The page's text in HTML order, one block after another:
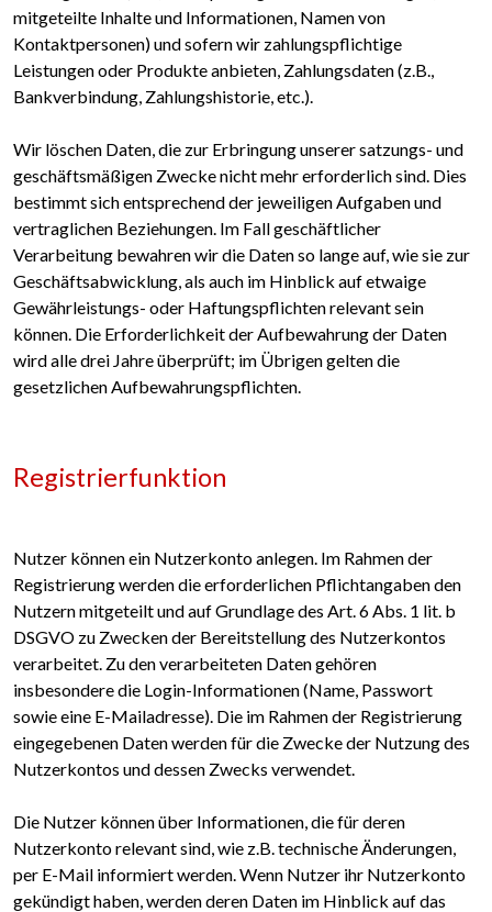
mitgeteilte Inhalte und Informationen, Namen von
Kontaktpersonen) und sofern wir zahlungspflichtige
Leistungen oder Produkte anbieten, Zahlungsdaten (z.B.,
Bankverbindung, Zahlungshistorie, etc.).
Wir löschen Daten, die zur Erbringung unserer satzungs- und
geschäftsmäßigen Zwecke nicht mehr erforderlich sind. Dies
bestimmt sich entsprechend der jeweiligen Aufgaben und
vertraglichen Beziehungen. Im Fall geschäftlicher
Verarbeitung bewahren wir die Daten so lange auf, wie sie zur
Geschäftsabwicklung, als auch im Hinblick auf etwaige
Gewährleistungs- oder Haftungspflichten relevant sein
können. Die Erforderlichkeit der Aufbewahrung der Daten
wird alle drei Jahre überprüft; im Übrigen gelten die
gesetzlichen Aufbewahrungspflichten.
Registrierfunktion
Nutzer können ein Nutzerkonto anlegen. Im Rahmen der
Registrierung werden die erforderlichen Pflichtangaben den
Nutzern mitgeteilt und auf Grundlage des Art. 6 Abs. 1 lit. b
DSGVO zu Zwecken der Bereitstellung des Nutzerkontos
verarbeitet. Zu den verarbeiteten Daten gehören
insbesondere die Login-Informationen (Name, Passwort
sowie eine E-Mailadresse). Die im Rahmen der Registrierung
eingegebenen Daten werden für die Zwecke der Nutzung des
Nutzerkontos und dessen Zwecks verwendet.
Die Nutzer können über Informationen, die für deren
Nutzerkonto relevant sind, wie z.B. technische Änderungen,
per E-Mail informiert werden. Wenn Nutzer ihr Nutzerkonto
gekündigt haben, werden deren Daten im Hinblick auf das